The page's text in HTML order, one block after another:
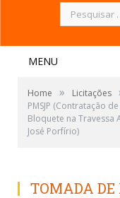
Pesquisar
por:
MENU
Home » Licitações
PMSJP (Contratação
Bloquete na Travessa
José Porfírio)
TOMADA DE